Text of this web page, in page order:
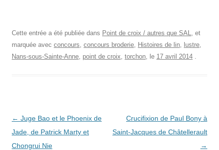
Cette entrée a été publiée dans Point de croix / autres que SAL, et
marquée avec concours, concours broderie, Histoires de lin, lustre,
Nans-sous-Sainte-Anne, point de croix, torchon, le 17 avril 2014 .
Navigation
des
articles
← Juge Bao et le Phoenix de
Jade, de Patrick Marty et
Chongrui Nie
Crucifixion de Paul Bony à
Saint-Jacques de Châtellerault
→